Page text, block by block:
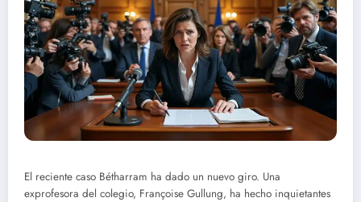
El reciente caso Bétharram ha dado un nuevo giro. Una
exprofesora del colegio, Françoise Gullung, ha hecho inquietantes